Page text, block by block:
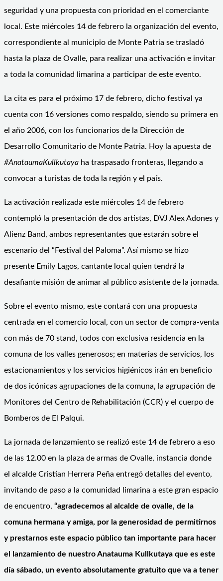
seguridad y una propuesta con prioridad en el comerciante
local. Este miércoles 14 de febrero la organización del evento,
correspondiente al municipio de Monte Patria se trasladó
hasta la plaza de Ovalle, para realizar una activación e invitar
a toda la comunidad limarina a participar de este evento.
La cita es para el próximo 17 de febrero, dicho festival ya
cuenta con 16 versiones como respaldo, siendo su primera en
el año 2006, con los funcionarios de la Dirección de
Desarrollo Comunitario de Monte Patria. Hoy la apuesta de
#AnataumaKullkutaya ha traspasado fronteras, llegando a
convocar a turistas de toda la región y el país.
La activación realizada este miércoles 14 de febrero
contempló la presentación de dos artistas, DVJ Alex Adones y
Alienz Band, ambos representantes que estarán sobre el
escenario del “Festival del Paloma”. Así mismo se hizo
presente Emily Lagos, cantante local quien tendrá la
desafiante misión de animar al público asistente de la jornada.
Sobre el evento mismo, este contará con una propuesta
centrada en el comercio local, con un sector de compra-venta
con más de 70 stand, todos con exclusiva residencia en la
comuna de los valles generosos; en materias de servicios, los
estacionamientos y los servicios higiénicos irán en beneficio
de dos icónicas agrupaciones de la comuna, la agrupación de
Monitores del Centro de Rehabilitación (CCR) y el cuerpo de
Bomberos de El Palqui.
La jornada de lanzamiento se realizó este 14 de febrero a eso
de las 12.00 en la plaza de armas de Ovalle, instancia donde
el alcalde Cristian Herrera Peña entregó detalles del evento,
invitando de paso a la comunidad limarina a este gran espacio
de encuentro, “agradecemos al alcalde de ovalle, de la
comuna hermana y amiga, por la generosidad de permitirnos
y prestarnos este espacio público tan importante para hacer
el lanzamiento de nuestro Anatauma Kullkutaya que es este
día sábado, un evento absolutamente gratuito que va a tener